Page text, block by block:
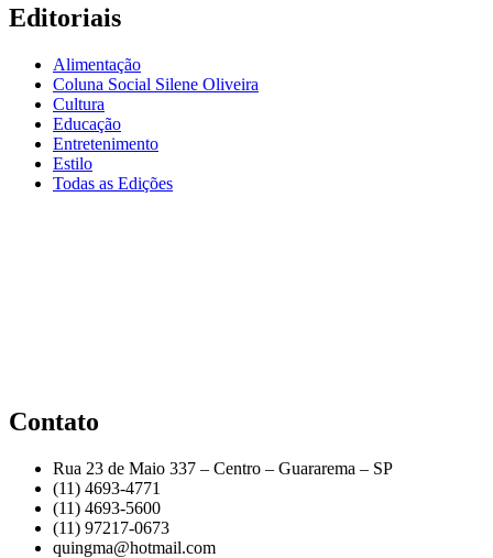
Editoriais
Alimentação
Coluna Social Silene Oliveira
Cultura
Educação
Entretenimento
Estilo
Todas as Edições
Contato
Rua 23 de Maio 337 – Centro – Guararema – SP
(11) 4693-4771
(11) 4693-5600
(11) 97217-0673
quingma@hotmail.com